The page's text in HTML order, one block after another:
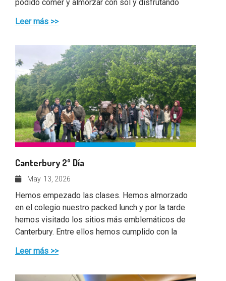
podido comer y almorzar con sol y disfrutando
Leer más >>
Canterbury 2º Día
May 13, 2026
Hemos empezado las clases. Hemos almorzado
en el colegio nuestro packed lunch y por la tarde
hemos visitado los sitios más emblemáticos de
Canterbury. Entre ellos hemos cumplido con la
Leer más >>